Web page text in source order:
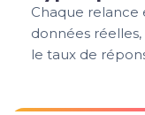
Chaque relance
données
le taux de